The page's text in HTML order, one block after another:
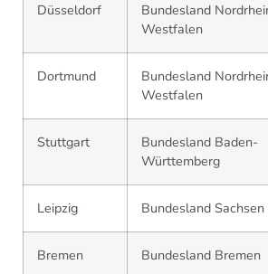
Düsseldorf
Bundesland
Westfalen
Dortmund
Bundesland
Westfalen
Stuttgart
Bundesland Baden-
Württemberg
Leipzig Bundesland Sachsen
Bremen Bundesland Bremen